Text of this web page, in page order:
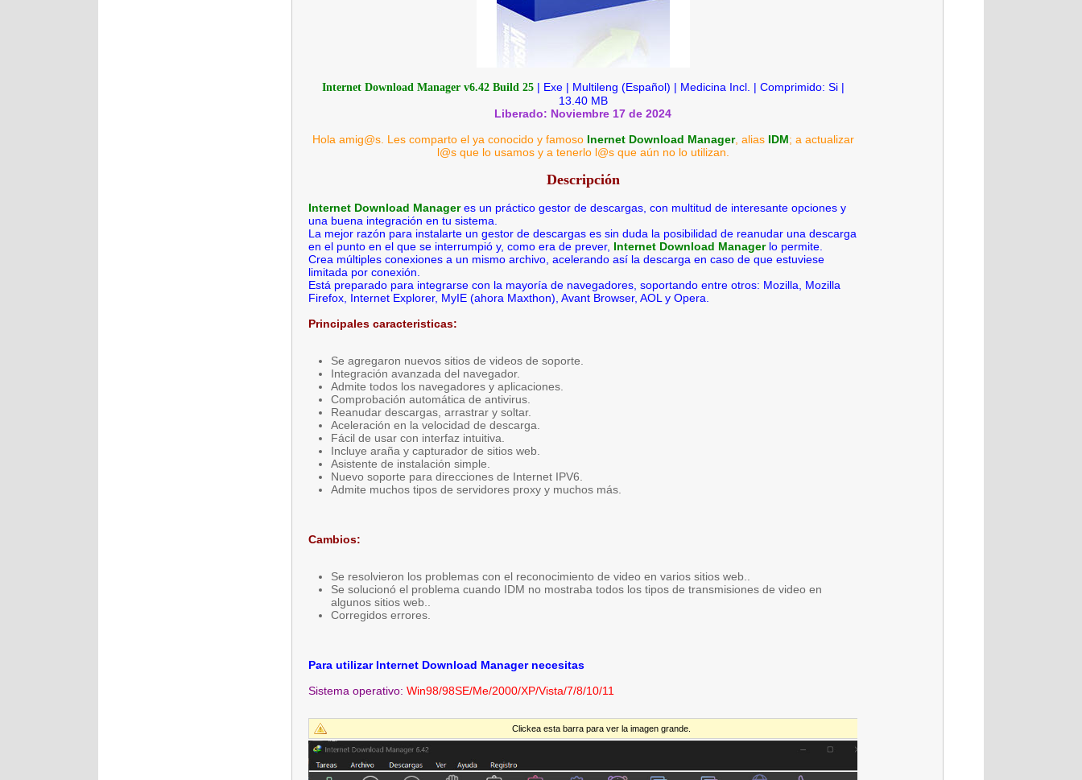
Internet Download Manager v6.42 Build 25 | Exe | Multileng (Español) | Medicina Incl. | Comprimido: Si |
13.40 MB
Liberado: Noviembre 17 de 2024
Hola amig@s. Les comparto el ya conocido y famoso Inernet Download Manager, alias IDM; a actualizar
l@s que lo usamos y a tenerlo l@s que aún no lo utilizan.
Descripción
Internet Download Manageres un práctico gestor de descargas, con multitud de interesante opciones y
una buena integración en tu sistema.
La mejor razón para instalarte un gestor de descargas es sin duda la posibilidad de reanudar una descarga
en el punto en el que se interrumpió y, como era de prever, Internet Download Manager lo permite.
Crea múltiples conexiones a un mismo archivo, acelerando así la descarga en caso de que estuviese
limitada por conexión.
Está preparado para integrarse con la mayoría de navegadores, soportando entre otros: Mozilla, Mozilla
Firefox, Internet Explorer, MyIE (ahora Maxthon), Avant Browser, AOL y Opera.
Principales caracteristicas:
Se agregaron nuevos sitios de videos de soporte.
Integración avanzada del navegador.
Admite todos los navegadores y aplicaciones.
Comprobación automática de antivirus.
Reanudar descargas, arrastrar y soltar.
Aceleración en la velocidad de descarga.
Fácil de usar con interfaz intuitiva.
Incluye araña y capturador de sitios web.
Asistente de instalación simple.
Nuevo soporte para direcciones de Internet IPV6.
Admite muchos tipos de servidores proxy y muchos más.
Cambios:
Se resolvieron los problemas con el reconocimiento de video en varios sitios web..
Se solucionó el problema cuando IDM no mostraba todos los tipos de transmisiones de video en
algunos sitios web..
Corregidos errores.
Para utilizar Internet Download Manager necesitas
Sistema operativo: Win98/98SE/Me/2000/XP/Vista/7/8/10/11
Clickea esta barra para ver la imagen grande.